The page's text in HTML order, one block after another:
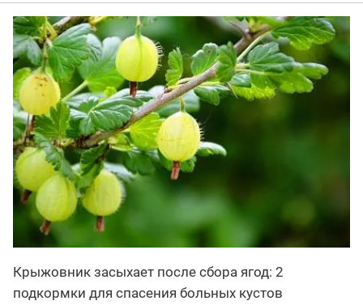
Крыжовник засыхает после сбора ягод: 2
подкормки для спасения больных кустов